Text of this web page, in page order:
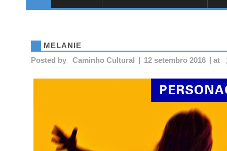
MELANIE
Posted by
Caminho Cultural | 12 setembro 2016 | at